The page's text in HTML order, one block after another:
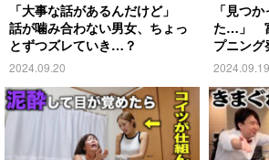
「大事な話があるんだけど」
話が噛み合わない男女、ちょっ
とずつズレていき…？
2024.09.20
「見つ
た…」
プニング
2024.09.19